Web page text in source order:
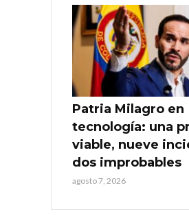
Patria Milagro en
tecnología: una
viable, nueve
dos improbables
agosto 7, 2026